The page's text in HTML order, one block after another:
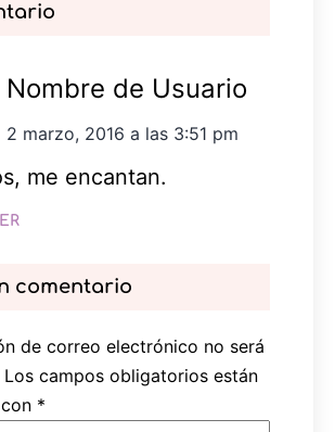
Nombre de Usuario
2 marzo, 2016 a las 3:51 pm
me encantan.
comentario
de correo electrónico no será
Los campos obligatorios están
*